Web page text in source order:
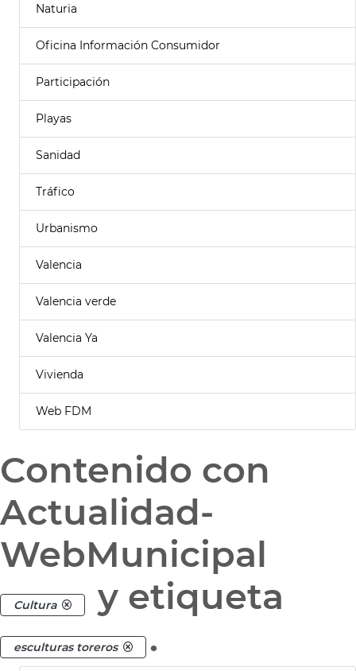
Naturia
Oficina Información Consumidor
Participación
Playas
Sanidad
Tráfico
Urbanismo
Valencia
Valencia verde
Valencia Ya
Vivienda
Web FDM
Contenido con
Actualidad-
WebMunicipal
Cultura y etiqueta
esculturas toreros .